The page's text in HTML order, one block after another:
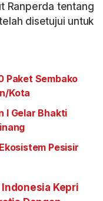
Ranperda tentang
disetujui untuk
Paket Sembako
Kota
I Gelar Bhakti
Pesisir
Kepri